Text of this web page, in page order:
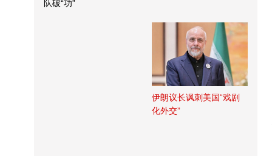
队破“功”
伊朗议长讽刺美国“戏剧
化外交”